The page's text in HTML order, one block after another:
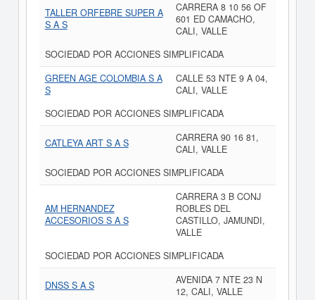
TALLER ORFEBRE SUPER A
S A S
CARRERA 8 10 56 OF
601 ED CAMACHO,
CALI, VALLE
SOCIEDAD POR ACCIONES SIMPLIFICADA
GREEN AGE COLOMBIA S A
S
CALLE 53 NTE 9 A 04,
CALI, VALLE
SOCIEDAD POR ACCIONES SIMPLIFICADA
CATLEYA ART S A S
CARRERA 90 16 81,
CALI, VALLE
SOCIEDAD POR ACCIONES SIMPLIFICADA
AM HERNANDEZ
ACCESORIOS S A S
CARRERA 3 B CONJ
ROBLES DEL
CASTILLO, JAMUNDI,
VALLE
SOCIEDAD POR ACCIONES SIMPLIFICADA
DNSS S A S
AVENIDA 7 NTE 23 N
12, CALI, VALLE